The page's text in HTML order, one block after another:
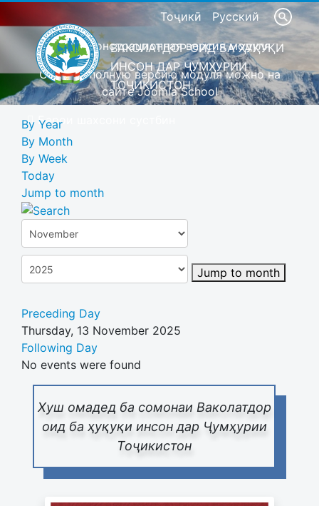
Тоҷикӣ Русский
Это демонстрационная версия модуля
Скачать полную версию модуля можно на
сайте Joomla School
Барои шахсони сустбин
ВАКОЛАТДОР ОИД БА ҲУҚУҚИ
ИНСОН ДАР ҶУМҲУРИИ
ТОҶИКИСТОН
Хуш омадед ба сомонаи Ваколатдор
оид ба ҳуқуқи инсон дар Ҷумҳурии
Тоҷикистон
By Year
By Month
By Week
Today
Jump to month
Jump to month
Preceding Day
Thursday, 13 November 2025
Following Day
No events were found